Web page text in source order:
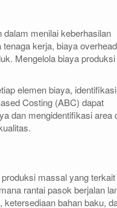
menilai keberhasilan
kerja, biaya overhead
Mengelola biaya produksi
elemen biaya, identifikasi
Costing (ABC) dapat
dan mengidentifikasi area
massal yang terkait
rantai pasok berjalan
ketersediaan bahan baku,